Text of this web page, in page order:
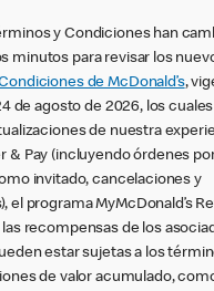
y Condiciones han
minutos para revisar los
de McDonald’s,
de agosto de 2026, los cuales
de nuestra
& Pay (incluyendo órdenes
invitado, cancelaciones y
el programa MyMcDonald’s
recompensas de los
estar sujetas a los
de valor acumulado,